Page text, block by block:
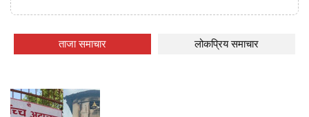
ताजा समाचार लोकप्रिय समाचार